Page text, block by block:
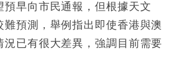
月零售額連升14個月 珠寶鐘錶銷售升勢
啟最多10億美元回購 派息比率目標維持
預早向市民通報，但根據天文
難預測，舉例指出即使香港與澳
況已有很大差異，強調目前需要